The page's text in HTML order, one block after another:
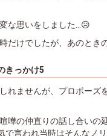
な思いをしました…😥
だけでしたが、あのと
きっかけ5
れませんが、プロポー
嘩の仲直りの話し合い
で言われ当時はそんなノ